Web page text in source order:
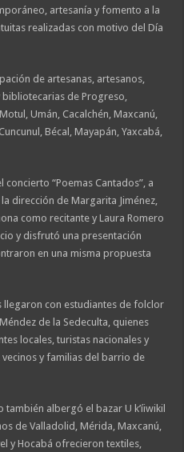
artesanía y fomento a la
realizadas con motivo del Día
de artesanas, artesanos,
de Progreso,
Umán, Cacalchén, Maxcanú,
Bécal, Mayapán, Yaxcabá,
“Poemas Cantados”, a
dirección de Margarita Jiménez,
como recitante y Laura Romero
y disfrutó una presentación
en una misma propuesta
llegaron con estudiantes de folclor
de la Sedeculta, quienes
locales, turistas nacionales y
y familias del barrio de
albergó el bazar U k’íiwikil
de Valladolid, Mérida, Maxcanú,
y Hocabá ofrecieron textiles,